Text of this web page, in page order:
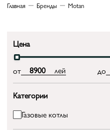
Главная Бренды Motan
Цена
от лей до
Категории
Газовые котлы